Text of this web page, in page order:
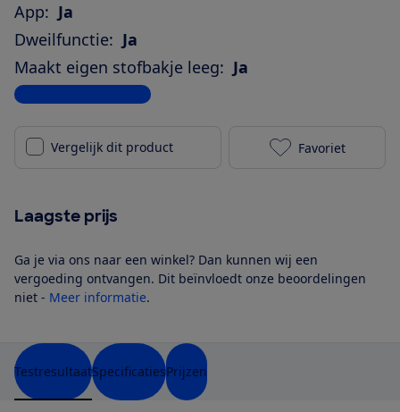
App: Ja
Dweilfunctie: Ja
Maakt eigen stofbakje leeg: Ja
Bekijk alle specificaties
Vergelijk dit product Narwal Freo
Favoriet
Laagste prijs
Ga je via ons naar een winkel? Dan kunnen wij een
vergoeding ontvangen. Dit beïnvloedt onze beoordelingen
niet - Meer informatie.
TestresultaatSpecificatiesPrijzen